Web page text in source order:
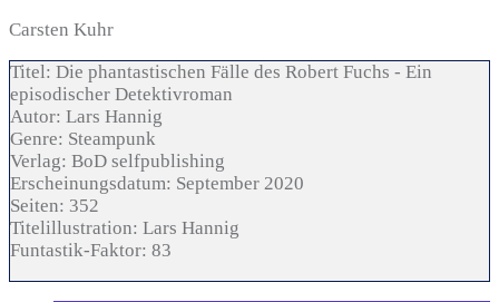
Carsten Kuhr
Titel: Die phantastischen Fälle des Robert Fuchs - Ein
episodischer Detektivroman
Autor: Lars Hannig
Genre: Steampunk
Verlag: BoD selfpublishing
Erscheinungsdatum: September 2020
Seiten: 352
Titelillustration: Lars Hannig
Funtastik-Faktor: 83